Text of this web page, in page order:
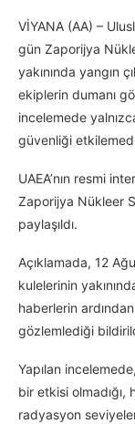
VİYANA (AA) –
gün Zaporijya
yakınında yangın
ekiplerin dumanı
incelemede
güvenliği
UAEA’nın resmi
Zaporijya Nükleer
paylaşıldı.
Açıklamada, 12
kulelerinin
haberlerin
gözlemlediği
Yapılan
bir etkisi olmadığı,
radyasyon